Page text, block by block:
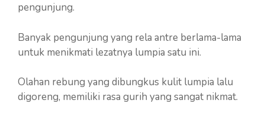
pengunjung.
Banyak pengunjung yang rela antre berlama-lama
untuk menikmati lezatnya lumpia satu ini.
Olahan rebung yang dibungkus kulit lumpia lalu
digoreng, memiliki rasa gurih yang sangat nikmat.